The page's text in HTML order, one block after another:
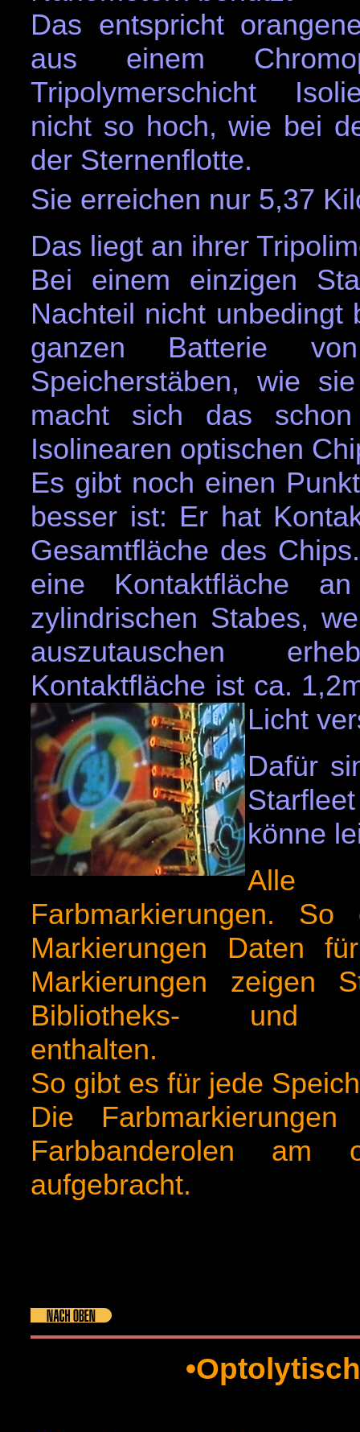
Das entspricht
aus einem
Tripolymerschicht
nicht so hoch, wie bei
der Sternenflotte.
Sie erreichen nur 5,37
Das liegt an ihrer
Bei einem einzigen
Nachteil nicht unbedingt
ganzen Batterie von
Speicherstäben, wie
macht sich das
Isolinearen optischen
Es gibt noch einen
besser ist: Er hat
Gesamtfläche des
eine Kontaktfläche
zylindrischen Stabes,
auszutauschen
Kontaktfläche ist ca.
Licht
Dafür
könne
Alle
Farbmarkierungen.
Markierungen Daten
Markierungen
Bibliotheks- und
enthalten.
So gibt es für jede
Die
Farbbanderolen
aufgebracht.